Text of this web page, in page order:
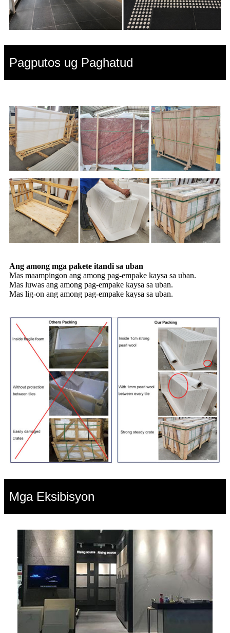
Pagputos ug Paghatud
Ang among mga pakete itandi sa uban
Mas maampingon ang among pag-empake kaysa sa uban.
Mas luwas ang among pag-empake kaysa sa uban.
Mas lig-on ang among pag-empake kaysa sa uban.
Mga Eksibisyon